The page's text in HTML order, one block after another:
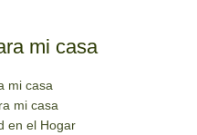
mi casa
mi casa
mi casa
en el Hogar